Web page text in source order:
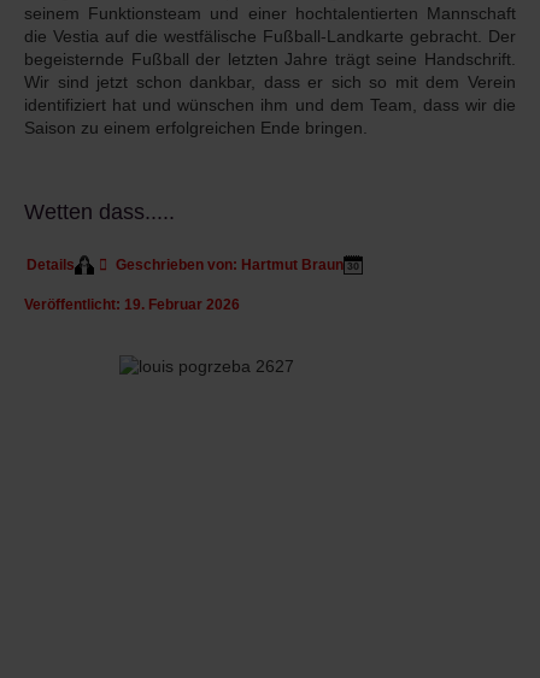
seinem Funktionsteam und einer hochtalentierten Mannschaft
die Vestia auf die westfälische Fußball-Landkarte gebracht. Der
begeisternde Fußball der letzten Jahre trägt seine Handschrift.
Wir sind jetzt schon dankbar, dass er sich so mit dem Verein
identifiziert hat und wünschen ihm und dem Team, dass wir die
Saison zu einem erfolgreichen Ende bringen.
Wetten dass.....
Details Geschrieben von: Hartmut Braun
Veröffentlicht: 19. Februar 2026